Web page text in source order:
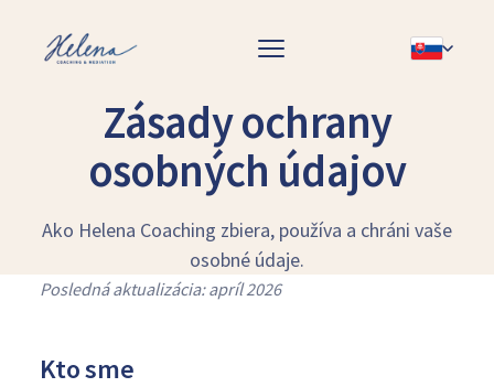
Zásady ochrany
osobných údajov
Ako Helena Coaching zbiera, používa a chráni vaše
osobné údaje.
Posledná aktualizácia: apríl 2026
Kto sme